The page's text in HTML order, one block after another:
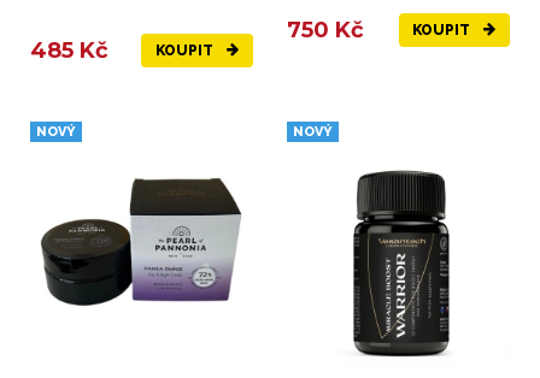
485 Kč KOUPIT
750 Kč KOUPIT
NOVÝ NOVÝ